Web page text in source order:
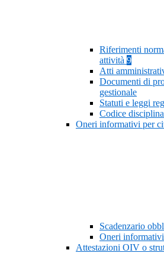
Riferimenti
attività 9
Atti
Documenti di
gestionale
Statuti e leggi
Codice
Oneri informativi per
Scadenzario
Oneri
Attestazioni OIV o